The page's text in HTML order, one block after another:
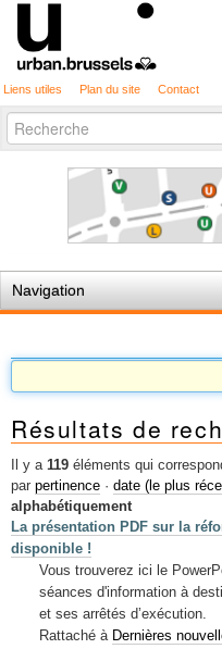
Liens utiles Plan du site Contact
Chercher par
Recherche
avancée…
Navigation
Règles du jeu
Permis d'urbanisme
Cartographie
Etudes et publications
Mots-clés
Renseignements urbanistiques
Résultats de
Il y a 119 éléments qui
par pertinence · date (le plus
alphabétiquement
La présentation PDF sur la
disponible !
Vous trouverez ici le
séances d'information à
et ses arrêtés d’exécution.
Rattaché à Dernières